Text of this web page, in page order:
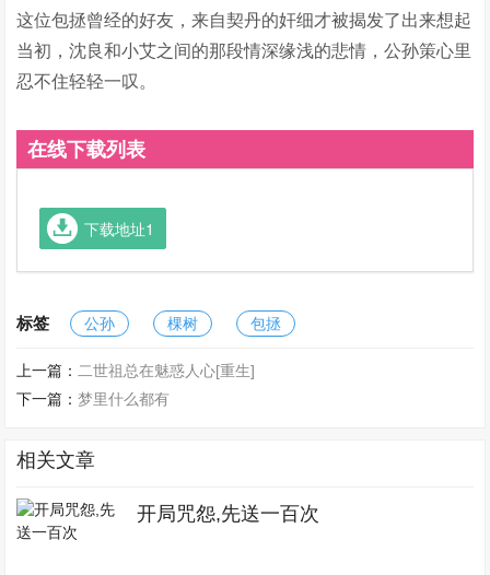
这位包拯曾经的好友，来自契丹的奸细才被揭发了出来想起
当初，沈良和小艾之间的那段情深缘浅的悲情，公孙策心里
忍不住轻轻一叹。
在线下载列表
下载地址1
标签 公孙 棵树 包拯
上一篇： 二世祖总在魅惑人心[重生]
下一篇：梦里什么都有
相关文章
开局咒怨,先送一百次